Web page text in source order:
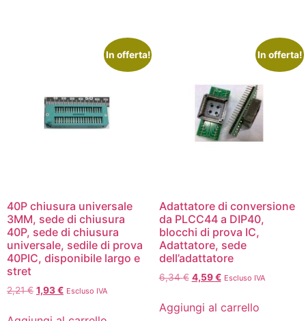
In offerta!
40P chiusura universale
3MM, sede di chiusura
40P, sede di chiusura
universale, sedile di prova
40PIC, disponibile largo e
stret
2,21€ 1,93€ Escluso IVA
In offerta!
Adattatore di conversione
da PLCC44 a DIP40,
blocchi di prova IC,
Adattatore, sede
dell’adattatore
6,34€ 4,59€ Escluso IVA
Aggiungi al carrello